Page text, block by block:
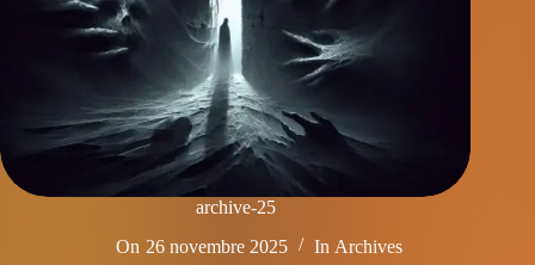
archive-25
On 26 novembre 2025 In Archives